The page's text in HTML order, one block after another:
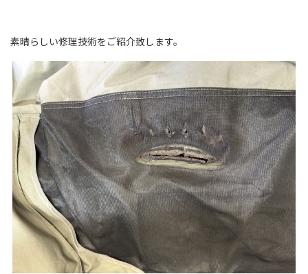
素晴らしい修理技術をご紹介致します。